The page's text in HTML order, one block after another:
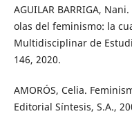
AGUILAR BARRIGA,
olas del feminismo: la
Multidisciplinar de
146, 2020.
AMORÓS, Celia.
Editorial Síntesis, S.A.,